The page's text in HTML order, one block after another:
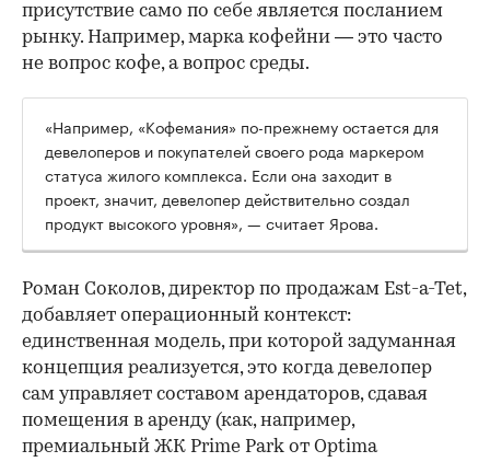
присутствие само по себе является посланием
рынку. Например, марка кофейни — это часто
не вопрос кофе, а вопрос среды.
«Например, «Кофемания» по-прежнему остается для
девелоперов и покупателей своего рода маркером
статуса жилого комплекса. Если она заходит в
проект, значит, девелопер действительно создал
продукт высокого уровня», — считает Ярова.
Роман Соколов, директор по продажам Est-a-Tet,
добавляет операционный контекст:
единственная модель, при которой задуманная
концепция реализуется, это когда девелопер
сам управляет составом арендаторов, сдавая
помещения в аренду (как, например,
премиальный ЖК Prime Park от Optima